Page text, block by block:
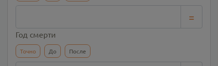
=
Год смерти
Точно До После